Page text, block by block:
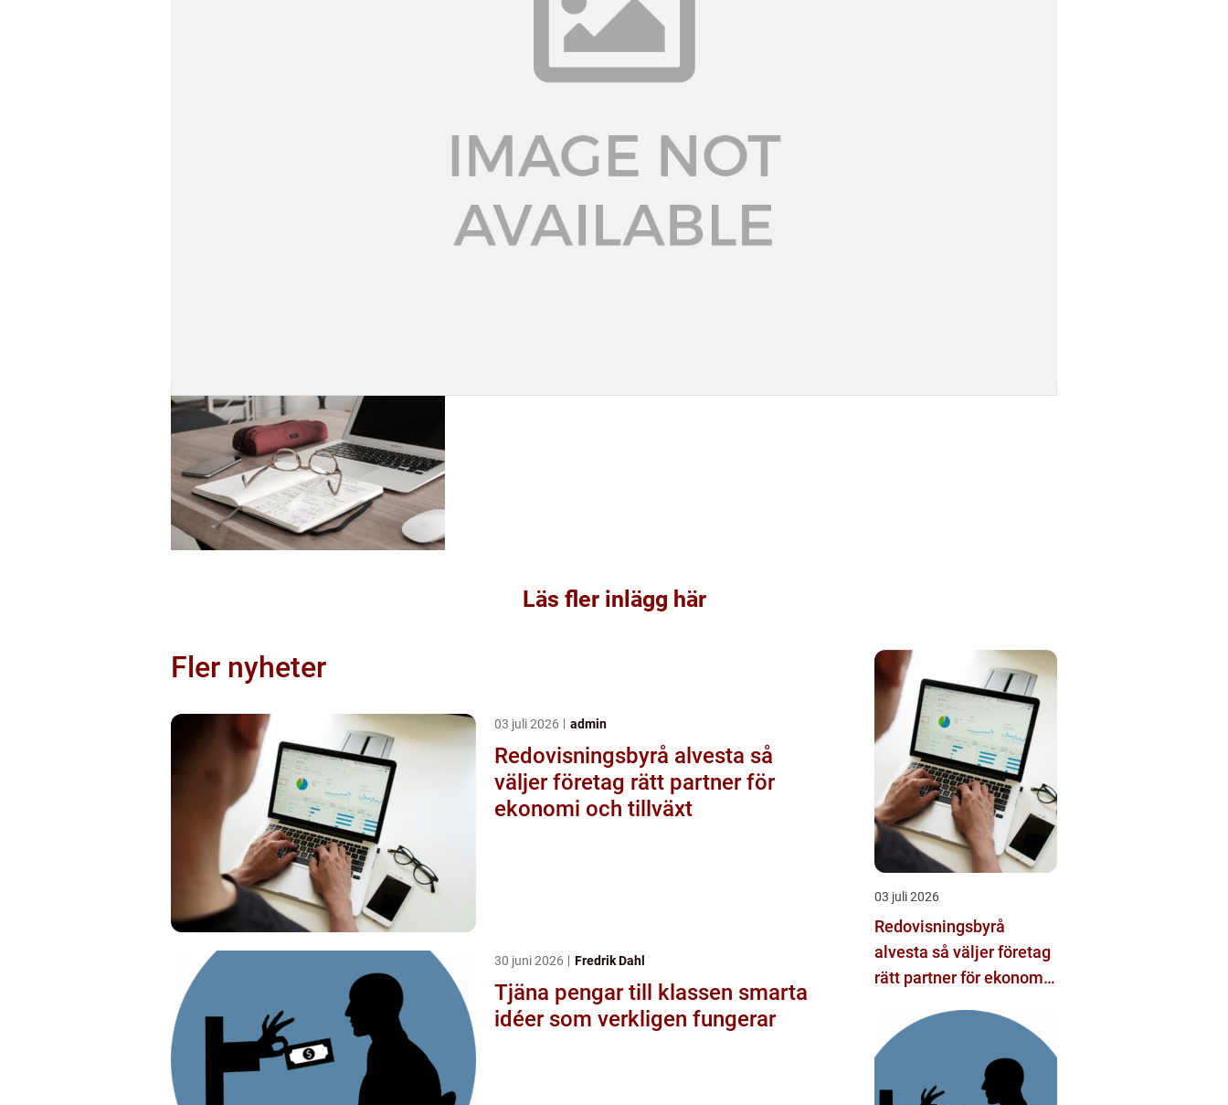
Läs fler inlägg här
Fler nyheter
03 juli 2026 admin
Redovisningsbyrå alvesta så
väljer företag rätt partner för
ekonomi och tillväxt
30 juni 2026 Fredrik Dahl
Tjäna pengar till klassen smarta
idéer som verkligen fungerar
03 juli 2026
Redovisningsbyrå
alvesta så väljer företag
rätt partner för ekonomi